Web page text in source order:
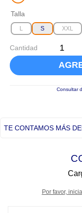
Talla
L S XXL
Cantidad
Consultar
TE CONTAMOS MÁS
Por favor,